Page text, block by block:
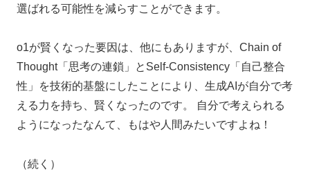
選ばれる可能性を減らすことができます。
o1が賢くなった要因は、他にもありますが、Chain of
Thought「思考の連鎖」とSelf-Consistency「自己整合
性」を技術的基盤にしたことにより、生成AIが自分で考
える力を持ち、賢くなったのです。 自分で考えられる
ようになったなんて、もはや人間みたいですよね！
（続く）